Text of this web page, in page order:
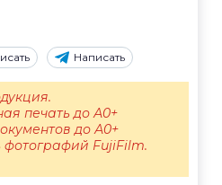
Написать
печать до А0+
до А0+
фотографий FujiFilm.